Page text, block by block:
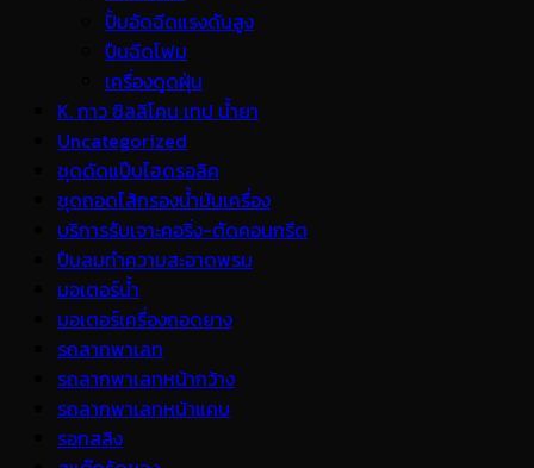
ปั้มอัดฉีดแรงดันสูง
ปืนฉีดโฟม
เครื่องดูดฝุ่น
K. กาว ซิลลิโคน เทป น้ำยา
Uncategorized
ชุดดัดแป๊บไฮดรอลิค
ชุดถอดไส้กรองน้ำมันเครื่อง
บริการรับเจาะคอริ่ง-ตัดคอนกรีต
ปืนลมทำความสะอาดพรม
มอเตอร์น้ำ
มอเตอร์เครื่องถอดยาง
รถลากพาเลท
รถลากพาเลทหน้ากว้าง
รถลากพาเลทหน้าแคบ
รอกสลิง